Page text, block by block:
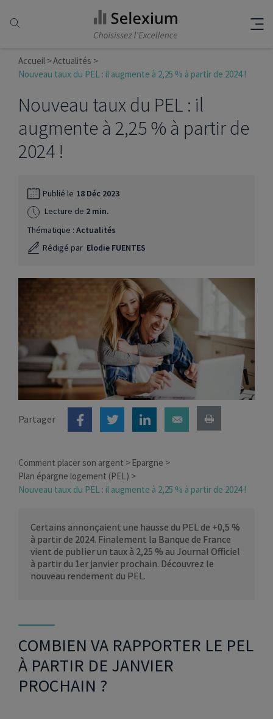
Accueil
Actualités
Nouveau taux du PEL : il augmente à 2,25 % à partir de 2024 !
Nouveau taux du PEL : il
augmente à 2,25 % à partir de
2024 !
Publié le 18 Déc 2023
Lecture de 2 min.
Thématique : Actualités
Rédigé par Elodie FUENTES
Partager
Comment placer son argent
Epargne
Plan épargne logement (PEL)
Nouveau taux du PEL : il augmente à 2,25 % à partir de 2024 !
Certains annonçaient une hausse du PEL de +0,5 %
à partir de 2024. Finalement la Banque de France
vient de publier un taux à 2,25 % au Journal Officiel
à partir du 1er janvier prochain. Découvrez le
nouveau rendement du PEL.
COMBIEN VA RAPPORTER LE PEL
À PARTIR DE JANVIER
PROCHAIN ?